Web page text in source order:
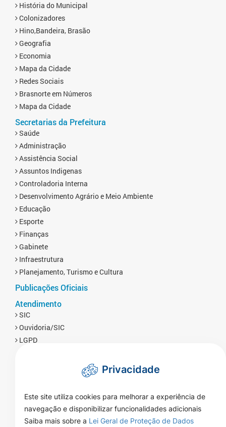
História do Municipal
Colonizadores
Hino,Bandeira, Brasão
Geografia
Economia
Mapa da Cidade
Redes Sociais
Brasnorte em Números
Mapa da Cidade
Secretarias da Prefeitura
Saúde
Administração
Assistência Social
Assuntos Indigenas
Controladoria Interna
Desenvolvimento Agrário e Meio Ambiente
Educação
Esporte
Finanças
Gabinete
Infraestrutura
Planejamento, Turismo e Cultura
Publicações Oficiais
Atendimento
SIC
Ouvidoria/SIC
LGPD
Privacidade
Este site utiliza cookies para melhorar a experiência de
navegação e disponibilizar funcionalidades adicionais
Saiba mais sobre a Lei Geral de Proteção de Dados